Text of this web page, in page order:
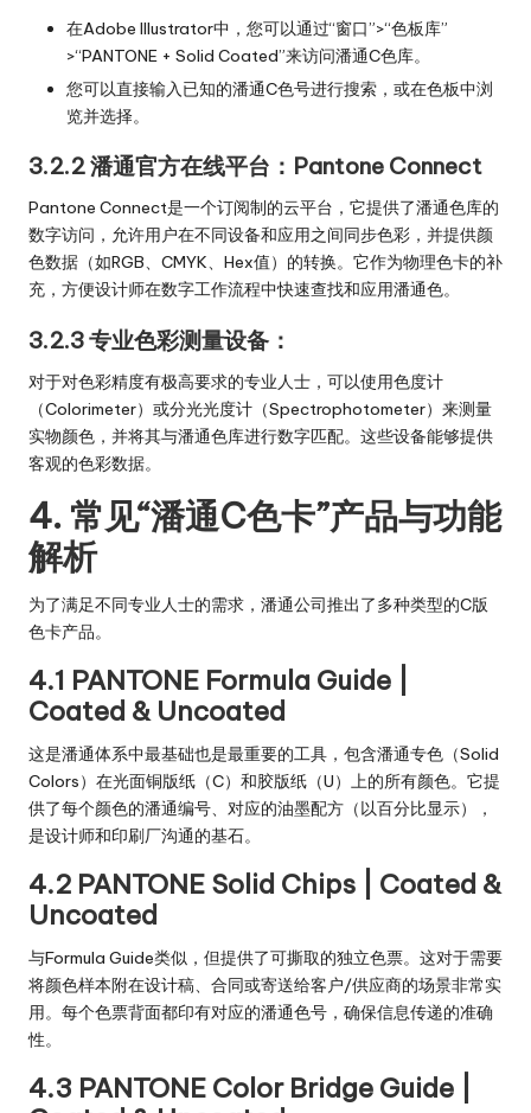
在Adobe Illustrator中，您可以通过“窗口”>“色板库”
>“PANTONE + Solid Coated”来访问潘通C色库。
您可以直接输入已知的潘通C色号进行搜索，或在色板中浏
览并选择。
3.2.2 潘通官方在线平台：Pantone Connect
Pantone Connect是一个订阅制的云平台，它提供了潘通色库的
数字访问，允许用户在不同设备和应用之间同步色彩，并提供颜
色数据（如RGB、CMYK、Hex值）的转换。它作为物理色卡的补
充，方便设计师在数字工作流程中快速查找和应用潘通色。
3.2.3 专业色彩测量设备：
对于对色彩精度有极高要求的专业人士，可以使用色度计
（Colorimeter）或分光光度计（Spectrophotometer）来测量
实物颜色，并将其与潘通色库进行数字匹配。这些设备能够提供
客观的色彩数据。
4. 常见“潘通C色卡”产品与功能
解析
为了满足不同专业人士的需求，潘通公司推出了多种类型的C版
色卡产品。
4.1 PANTONE Formula Guide |
Coated & Uncoated
这是潘通体系中最基础也是最重要的工具，包含潘通专色（Solid
Colors）在光面铜版纸（C）和胶版纸（U）上的所有颜色。它提
供了每个颜色的潘通编号、对应的油墨配方（以百分比显示），
是设计师和印刷厂沟通的基石。
4.2 PANTONE Solid Chips | Coated &
Uncoated
与Formula Guide类似，但提供了可撕取的独立色票。这对于需要
将颜色样本附在设计稿、合同或寄送给客户/供应商的场景非常实
用。每个色票背面都印有对应的潘通色号，确保信息传递的准确
性。
4.3 PANTONE Color Bridge Guide |